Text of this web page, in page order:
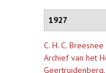
1927
C. H. C. Breesnee
Archief van het
Geertruidenberg,